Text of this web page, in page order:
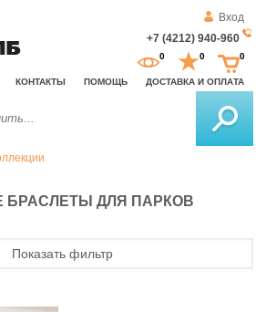
Вход
+7 (4212) 940-960
КОНТАКТЫ ПОМОЩЬ ДОСТАВКА И ОПЛАТА
0 0 0
БРАСЛЕТЫ ДЛЯ ПАРКОВ
Показать фильтр